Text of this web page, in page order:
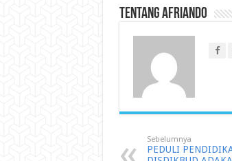
Tentang Afriando
Sebelumnya
PEDULI